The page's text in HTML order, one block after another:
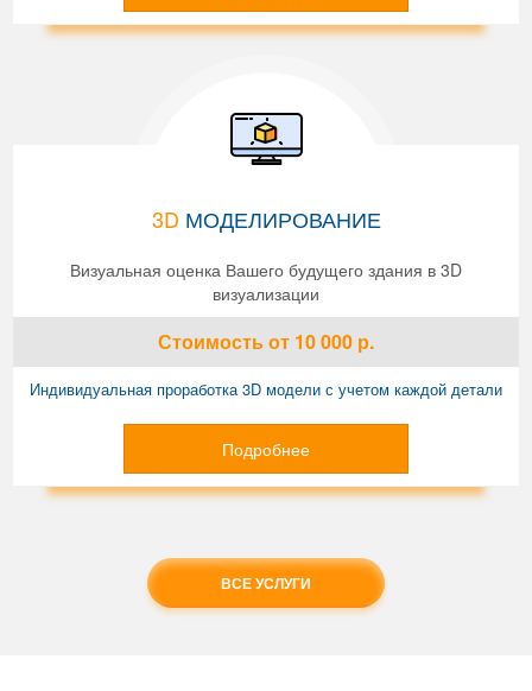
3D МОДЕЛИРОВАНИЕ
Визуальная оценка Вашего будущего здания в 3D
визуализации
Стоимостьот 10 000 р.
Индивидуальная проработка 3D модели с учетом каждой детали
Подробнее
ВСЕ УСЛУГИ